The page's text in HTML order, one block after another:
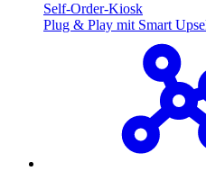
Self-Order-Kiosk
Plug & Play mit Smart